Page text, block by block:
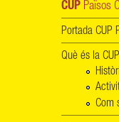
CUP Països
Portada CUP
Què és la
Com